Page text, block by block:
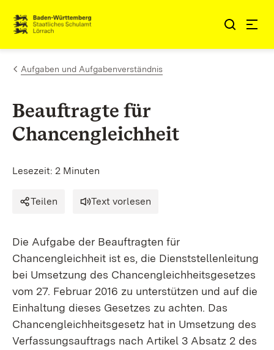
Zum Inhalt springen
Link zur Startseite
Aufgaben und Aufgabenverständnis
Beauftragte für
Chancengleichheit
Lesezeit: 2 Minuten
Teilen Text vorlesen
Die Aufgabe der Beauftragten für
Chancengleichheit ist es, die Dienststellenleitung
bei Umsetzung des Chancengleichheitsgesetzes
vom 27. Februar 2016 zu unterstützen und auf die
Einhaltung dieses Gesetzes zu achten. Das
Chancengleichheitsgesetz hat in Umsetzung des
Verfassungsauftrags nach Artikel 3 Absatz 2 des